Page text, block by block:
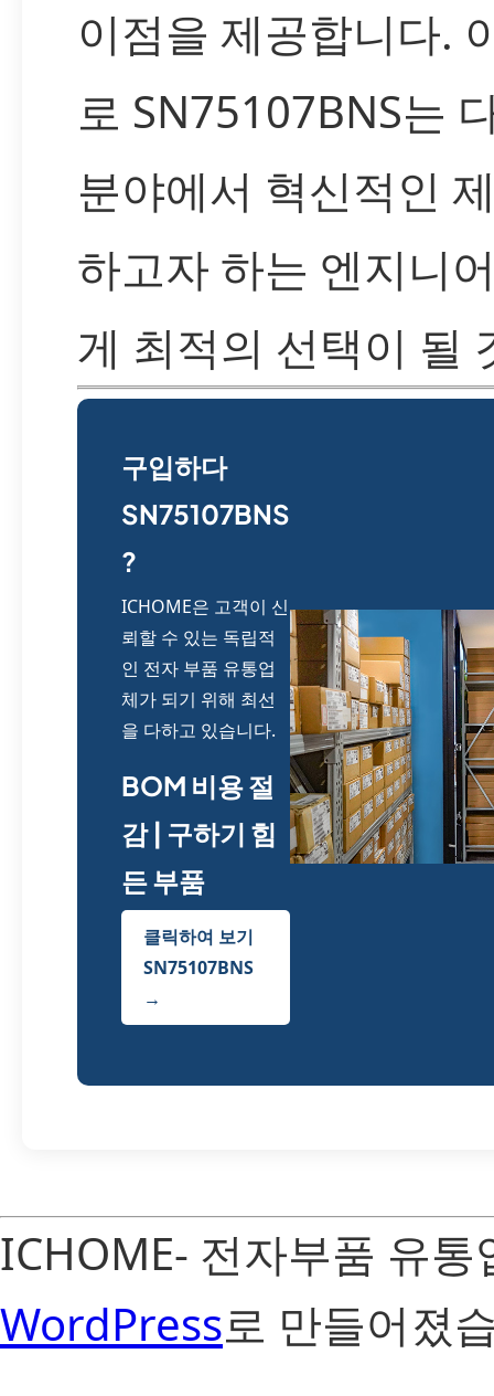
이점을 제공합니다.
로 SN75107BNS는
분야에서 혁신적인
하고자 하는 엔지니
게 최적의 선택이 될
구입하다
SN75107BNS
?
ICHOME은 고객이 신
뢰할 수 있는 독립적
인 전자 부품 유통업
체가 되기 위해 최선
을 다하고 있습니다.
BOM 비용 절
감 | 구하기 힘
든 부품
클릭하여 보기
SN75107BNS
→
ICHOME- 전자부품 유
WordPress로 만들어졌